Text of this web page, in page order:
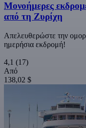
Μονοήμερες
από τη Ζυρίχη
Απελευθερώστε την
ημερήσια εκδρομή!
4,1 (17)
Από
138,02 $